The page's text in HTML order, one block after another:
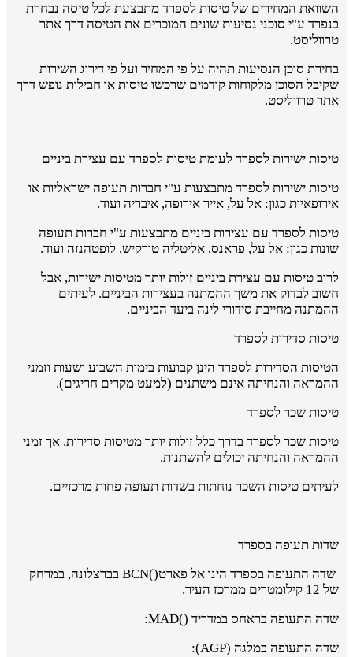
השוואת המחירים של טיסות לספרד מתבצעת לכל טיסה נבחרת
בנפרד ע"י סוכני נסיעות שונים המוכרים את הטיסה דרך אתר
טרווליסט.
בחירת סוכן הנסיעות תהיה על פי המחיר ועל פי דירוג השירות
שקיבל הסוכן מלקוחות קודמים שרכשו טיסות או חבילות נופש דרך
אתר טרווליסט.
טיסות ישירות לספרד לעומת טיסות לספרד עם עצירת ביניים
טיסות ישירות לספרד מתבצעות ע"י חברות תעופה ישראליות או
אירופאיות כגון: אל על, אייר אירופה, איבריה ועוד.
טיסות לספרד עם עצירות ביניים מתבצעות ע"י חברות תעופה
שונות כגון: אל על, פראנס, אליטליה טורקיש, לופטהנזה ועוד.
לרוב טיסות עם עצירת ביניים זולות יותר מטיסות ישירות, אבל
חשוב לבדוק את משך ההמתנה בעצירות הביניים. לעיתים
ההמתנה מחייבת סידורי לינה ביעד הביניים.
טיסות סדירות לספרד
הטיסות הסדירות לספרד הינן קבועות בימות השבוע ושעות וזמני
ההמראה והנחיתה אינם משתנים (למעט מקרים חריגים).
טיסות שכר לספרד
טיסות שכר לספרד בדרך כלל זולות יותר מטיסות סדירות. אך זמני
ההמראה והנחיתה יכולים להשתנות.
לעיתים טיסות השכר נוחתות בשדות תעופה פחות מרכזיים.
שדות תעופה בספרד
שדה התעופה בספרד הינו אל פארט((
BCN בברצלונה, במרחק
של 12 קילומטרים ממרכז העיר.
שדה התעופה בראחס במדריד ((
MAD
:
שדה התעופה במלגה (AGP
):